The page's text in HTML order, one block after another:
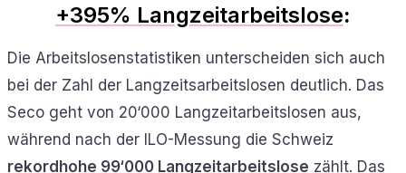
+395% Langzeitarbeitslose:
Die Arbeitslosenstatistiken unterscheiden sich auch
bei der Zahl der Langzeitsarbeitslosen deutlich. Das
Seco geht von 20‘000 Langzeitarbeitslosen aus,
während nach der ILO-Messung die Schweiz
rekordhohe 99‘000 Langzeitarbeitslose zählt. Das